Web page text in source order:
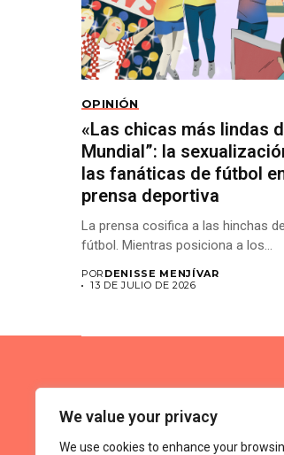
We value your privacy
We use cookies to enhance your
OPINIÓN
«Las chicas más lindas
Mundial”: la
las fanáticas de fútbol
prensa deportiva
La prensa cosifica a las hinchas
fútbol. Mientras posiciona a los...
POR DENISSE MENJÍVAR
13 DE JULIO DE 2026